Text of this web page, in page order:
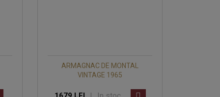
ARMAGNAC DE MONTAL
VINTAGE 1965